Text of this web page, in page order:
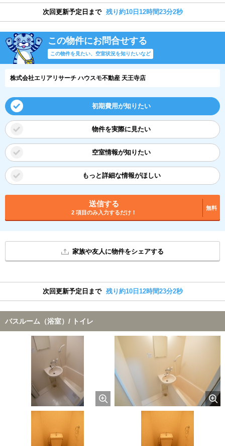
次回更新予定日まで 残り約10日12時間23分1秒
この物件にお問合せする
この物件を見たい、空室状況を知りたいなど
株式会社エリアリサーチ ハウスモ不動産 天王寺店
初期費用が知りたい
物件を実際に見たい
空室情報が知りたい
もっと詳細な情報がほしい
送信する
2 項目のみ入力するだけ！
無料
家族や友人に物件をシェアする
次回更新予定日まで 残り約10日12時間23分1秒
バスルーム（浴室）/ トイレ